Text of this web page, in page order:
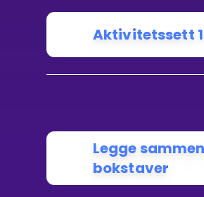
Aktivitetssett 1
Legge
bokstaver